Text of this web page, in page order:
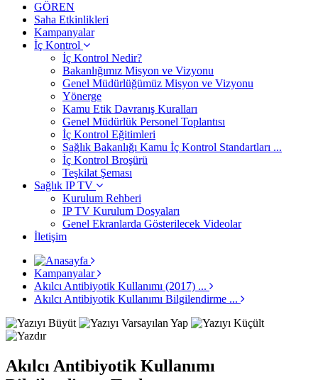
GÖREN
Saha Etkinlikleri
Kampanyalar
İç Kontrol
İç Kontrol Nedir?
Bakanlığımız Misyon ve Vizyonu
Genel Müdürlüğümüz Misyon ve Vizyonu
Yönerge
Kamu Etik Davranış Kuralları
Genel Müdürlük Personel Toplantısı
İç Kontrol Eğitimleri
Sağlık Bakanlığı Kamu İç Kontrol Standartları ...
İç Kontrol Broşürü
Teşkilat Şeması
Sağlık IP TV
Kurulum Rehberi
IP TV Kurulum Dosyaları
Genel Ekranlarda Gösterilecek Videolar
İletişim
Kampanyalar
Akılcı Antibiyotik Kullanımı (2017) ...
Akılcı Antibiyotik Kullanımı Bilgilendirme ...
Akılcı Antibiyotik Kullanımı